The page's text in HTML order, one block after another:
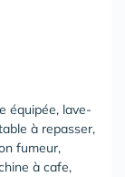
équipée, lave-
à repasser,
fumeur,
à cafe,